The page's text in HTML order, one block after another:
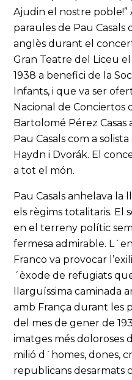
Ajudin el nostre poble!”
paraules de Pau Casals
anglès durant el
Gran Teatre del Liceu
1938 a benefici de la
Infants, i que va ser
Nacional de Conciertos
Bartolomé Pérez Casas
Pau Casals com a
Haydn i Dvorák. El
a tot el món.
Pau Casals anhelava la
els règims totalitaris. El
en el terreny polític
fermesa admirable.
Franco va provocar
´èxode de refugiats
llarguíssima caminada
amb França durant les
del mes de gener de
imatges més doloroses
milió d´homes, dones,
republicans desarmats